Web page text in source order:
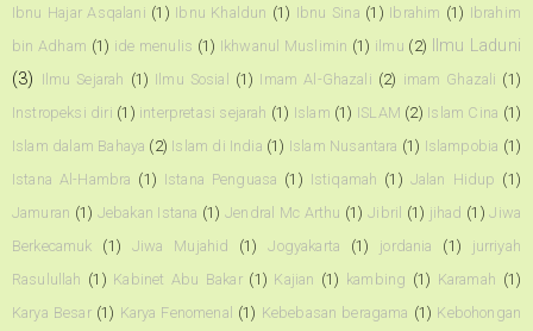
Ibnu Hajar Asqalani (1) Ibnu Khaldun (1) Ibnu Sina (1) Ibrahim (1) Ibrahim
bin Adham (1) ide menulis (1) Ikhwanul Muslimin (1) ilmu (2)
Ilmu Laduni
(3) Ilmu Sejarah (1) Ilmu Sosial (1) Imam Al-Ghazali (2) imam Ghazali (1)
Instropeksi diri (1) interpretasi sejarah (1) Islam (1) ISLAM (2) Islam Cina (1)
Islam dalam Bahaya (2) Islam di India (1) Islam Nusantara (1) Islampobia (1)
Istana Al-Hambra (1) Istana Penguasa (1) Istiqamah (1) Jalan Hidup (1)
Jamuran (1) Jebakan Istana (1) Jendral Mc Arthu (1) Jibril (1) jihad (1) Jiwa
Berkecamuk
(1) Jiwa Mujahid (1) Jogyakarta (1) jordania (1)
jurriyah
Rasulullah (1) Kabinet Abu Bakar (1) Kajian (1) kambing (1) Karamah (1)
Karya Besar (1) Karya Fenomenal (1) Kebebasan beragama (1) Kebohongan